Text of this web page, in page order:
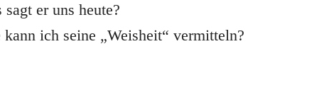
sagt er uns heute?
kann ich seine „Weisheit“ vermitteln?